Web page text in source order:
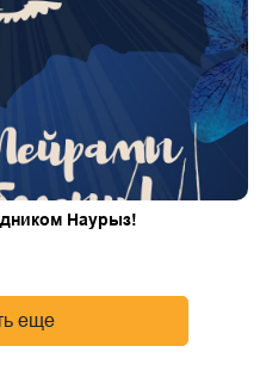
Наурыз!
еще